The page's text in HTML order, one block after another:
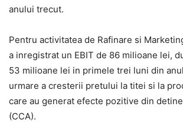
anului trecut.
Pentru activitatea de Rafinare si
a inregistrat un EBIT de 86 milioane lei,
53 milioane lei in primele trei luni din
urmare a cresterii pretului la titei si la
care au generat efecte pozitive din
(CCA).